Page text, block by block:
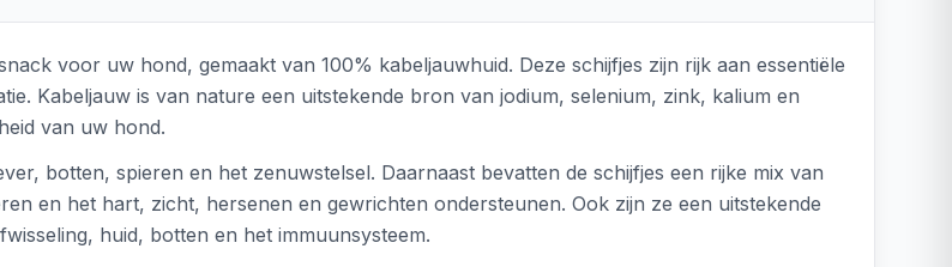
voor uw hond, gemaakt van 100% kabeljauwhuid. Deze schijfjes zijn rijk aan essentiële
Kabeljauw is van nature een uitstekende bron van jodium, selenium, zink, kalium en
van uw hond.
botten, spieren en het zenuwstelsel. Daarnaast bevatten de schijfjes een rijke mix van
en het hart, zicht, hersenen en gewrichten ondersteunen. Ook zijn ze een uitstekende
huid, botten en het immuunsysteem.